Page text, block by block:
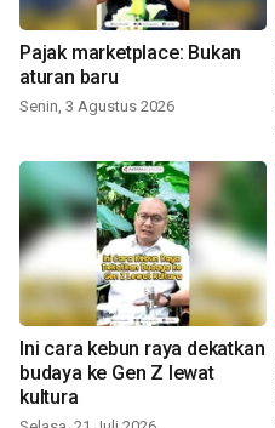
Pajak marketplace: Bukan
aturan baru
Senin, 3 Agustus 2026
Ini cara kebun raya dekatkan
budaya ke Gen Z lewat
kultura